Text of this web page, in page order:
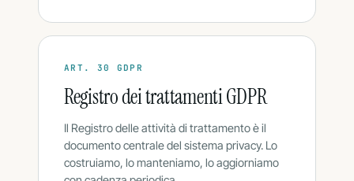
ART. 30 GDPR
Registro dei trattamenti GDPR
Il Registro delle attività di trattamento è il
documento centrale del sistema privacy. Lo
costruiamo, lo manteniamo, lo aggiorniamo